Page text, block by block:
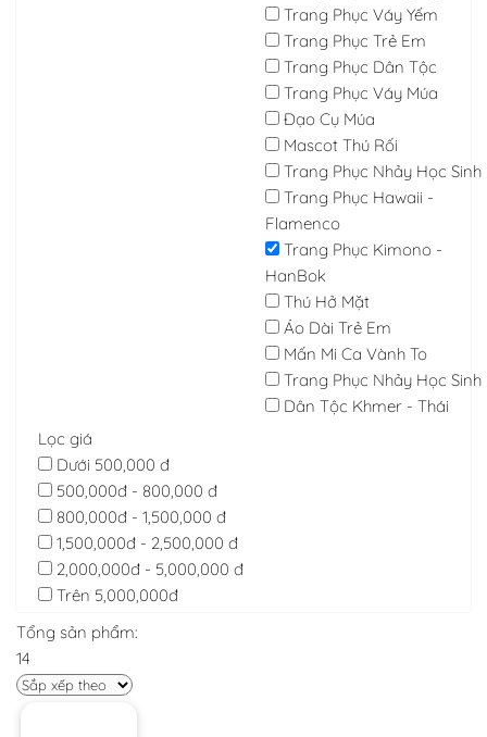
Trang Phục Váy Yếm
Trang Phục Trẻ Em
Trang Phục Dân Tộc
Trang Phục Váy Múa
Đạo Cụ Múa
Mascot Thú Rối
Trang Phục Nhảy Học Sinh
Trang Phục Hawaii -
Flamenco
Trang Phục Kimono -
HanBok
Thú Hở Mặt
Áo Dài Trẻ Em
Mấn Mi Ca Vành To
Trang Phục Nhảy Học Sinh
Dân Tộc Khmer - Thái
Lọc giá
Dưới 500,000 đ
500,000đ - 800,000 đ
800,000đ - 1,500,000 đ
1,500,000đ - 2,500,000 đ
2,000,000đ - 5,000,000 đ
Trên 5,000,000đ
Tổng sản phẩm:
14